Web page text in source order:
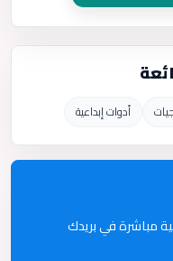
أدوات إبداعية
مباشرة في بريدك